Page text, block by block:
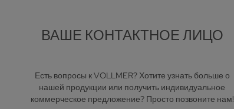
ВАШЕ КОНТАКТНОЕ ЛИЦО
Есть вопросы к VOLLMER? Хотите узнать больше о
нашей продукции или получить индивидуальное
коммерческое предложение? Просто позвоните нам!